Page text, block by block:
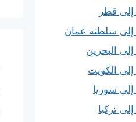
قطر
سلطنة عمان
البحرين
الكويت
سوريا
تركيا